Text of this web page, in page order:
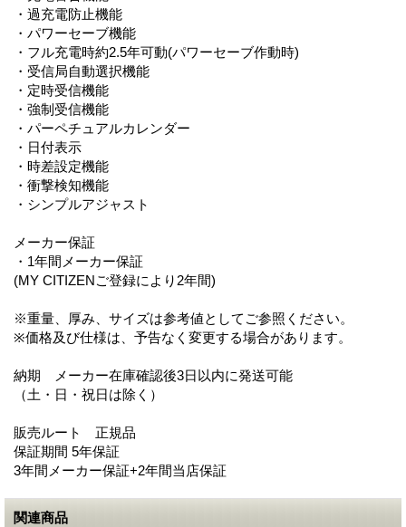
・過充電防止機能
・パワーセーブ機能
・フル充電時約2.5年可動(パワーセーブ作動時)
・受信局自動選択機能
・定時受信機能
・強制受信機能
・パーペチュアルカレンダー
・日付表示
・時差設定機能
・衝撃検知機能
・シンプルアジャスト
メーカー保証
・1年間メーカー保証
(MY CITIZENご登録により2年間)
※重量、厚み、サイズは参考値としてご参照ください。
※価格及び仕様は、予告なく変更する場合があります。
納期 メーカー在庫確認後3日以内に発送可能
（土・日・祝日は除く）
販売ルート 正規品
保証期間 5年保証
3年間メーカー保証+2年間当店保証
関連商品